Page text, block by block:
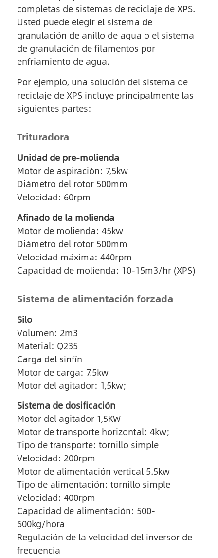
completas de sistemas de reciclaje de XPS.
Usted puede elegir el sistema de
granulación de anillo de agua o el sistema
de granulación de filamentos por
enfriamiento de agua.
Por ejemplo, una solución del sistema de
reciclaje de XPS incluye principalmente las
siguientes partes:
Trituradora
Unidad de pre-molienda
Motor de aspiración: 7,5kw
Diámetro del rotor 500mm
Velocidad: 60rpm
Afinado de la molienda
Motor de molienda: 45kw
Diámetro del rotor 500mm
Velocidad máxima: 440rpm
Capacidad de molienda: 10-15m3/hr (XPS)
Sistema de alimentación forzada
Silo
Volumen: 2m3
Material: Q235
Carga del sinfín
Motor de carga: 7.5kw
Motor del agitador: 1,5kw;
Sistema de dosificación
Motor del agitador 1,5KW
Motor de transporte horizontal: 4kw;
Tipo de transporte: tornillo simple
Velocidad: 200rpm
Motor de alimentación vertical 5.5kw
Tipo de alimentación: tornillo simple
Velocidad: 400rpm
Capacidad de alimentación: 500-
600kg/hora
Regulación de la velocidad del inversor de
frecuencia